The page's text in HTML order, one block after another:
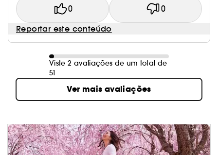
0 0
Reportar este conteúdo
Viste 2 avaliações de um total de
51
Ver mais avaliações